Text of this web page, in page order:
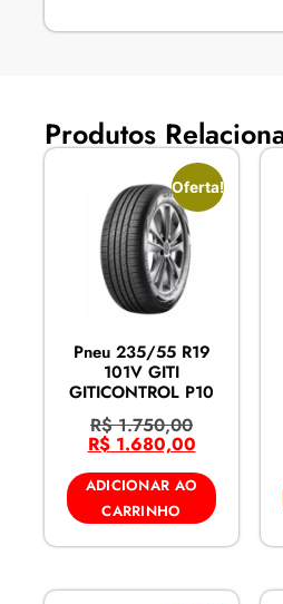
Produtos
Oferta!
Pneu 235/55 R19
101V GITI
GITICONTROL P10
R$1.750,00
R$1.680,00
ADICIONAR AO
CARRINHO